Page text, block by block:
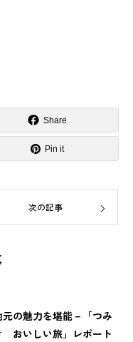
Share
Pin it
次の記事
元の魅力を堪能－「つみ
おいしい旅」レポート